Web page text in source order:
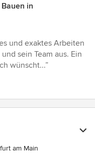
in
und exaktes Arbeiten
sein Team aus. Ein
wünscht...”
am Main